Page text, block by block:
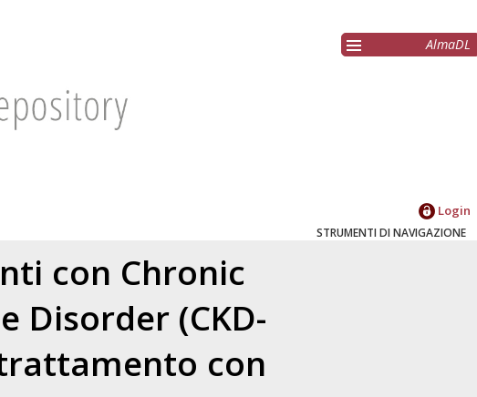
AlmaDL
Login
STRUMENTI DI NAVIGAZIONE
con Chronic
Disorder (CKD-
con